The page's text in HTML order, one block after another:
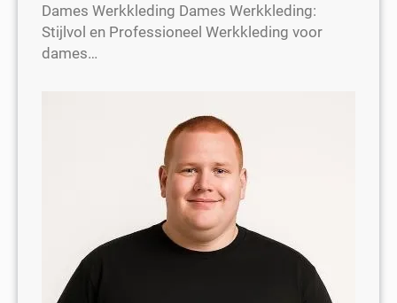
Dames Werkkleding Dames Werkkleding:
Stijlvol en Professioneel Werkkleding voor
dames…